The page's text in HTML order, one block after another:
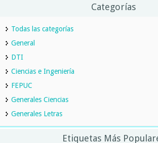
Categorías
Todas las categorías
General
DTI
Ciencias e Ingeniería
FEPUC
Generales Ciencias
Generales Letras
Etiquetas Más